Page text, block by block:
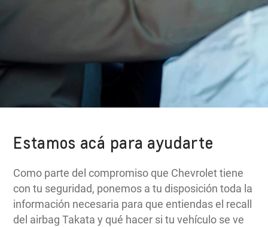
Estamos acá para ayudarte
Como parte del compromiso que Chevrolet tiene
con tu seguridad, ponemos a tu disposición toda la
información necesaria para que entiendas el recall
del airbag Takata y qué hacer si tu vehículo se ve